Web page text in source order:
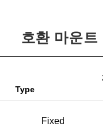
호환 마운트
Type
Fixed